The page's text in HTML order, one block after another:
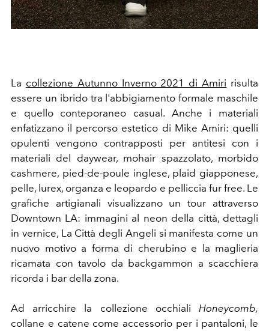
La collezione Autunno Inverno 2021 di Amiri risulta
essere un ibrido tra l'abbigiamento formale maschile
e quello conteporaneo casual. Anche i materiali
enfatizzano il percorso estetico di Mike Amiri: quelli
opulenti vengono contrapposti per antitesi con i
materiali del daywear, mohair spazzolato, morbido
cashmere, pied-de-poule inglese, plaid giapponese,
pelle, lurex, organza e leopardo e pelliccia fur free. Le
grafiche artigianali visualizzano un tour attraverso
Downtown LA: immagini al neon della città, dettagli
in vernice, La Città degli Angeli si manifesta come un
nuovo motivo a forma di cherubino e la maglieria
ricamata con tavolo da backgammon a scacchiera
ricorda i bar della zona.
Ad arricchire la collezione occhiali Honeycomb,
collane e catene come accessorio per i pantaloni, le